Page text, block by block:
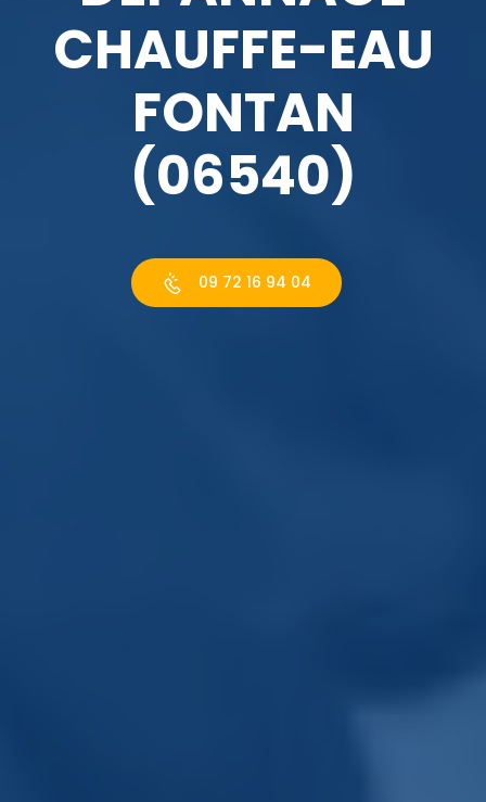
CHAUFFE-EAU
FONTAN
(06540)
09 72 16 94 04